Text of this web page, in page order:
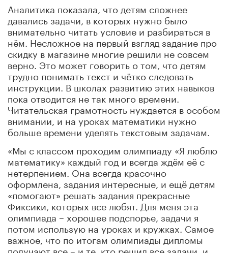
Аналитика показала, что детям сложнее
давались задачи, в которых нужно было
внимательно читать условие и разбираться в
нём. Несложное на первый взгляд задание про
скидку в магазине многие решили не совсем
верно. Это может говорить о том, что детям
трудно понимать текст и чётко следовать
инструкции. В школах развитию этих навыков
пока отводится не так много времени.
Читательская грамотность нуждается в особом
внимании, и на уроках математики нужно
больше времени уделять текстовым задачам.
«Мы с классом проходим олимпиаду «Я люблю
математику» каждый год и всегда ждём её с
нетерпением. Она всегда красочно
оформлена, задания интересные, и ещё детям
«помогают» решать задания прекрасные
Фиксики, которых все любят. Для меня эта
олимпиада – хорошее подспорье, задачи я
потом использую на уроках и кружках. Самое
важное, что по итогам олимпиады дипломы
получают все – и те, кто решил все задачи, и